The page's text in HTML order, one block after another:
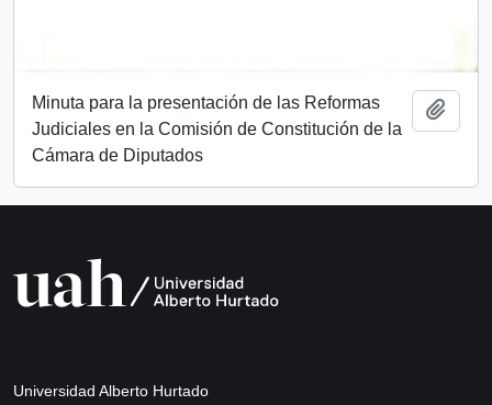
Minuta para la presentación de las Reformas
Judiciales en la Comisión de Constitución de la
Cámara de Diputados
Universidad Alberto Hurtado